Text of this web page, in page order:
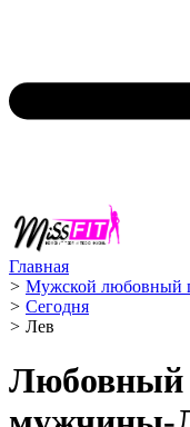
Главная
> Мужской любовный
> Сегодня
> Лев ️
Любовный